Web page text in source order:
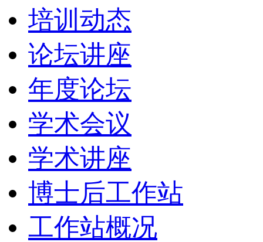
培训动态
论坛讲座
年度论坛
学术会议
学术讲座
博士后工作站
工作站概况